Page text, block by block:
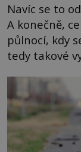
Navíc se to
A konečně,
půlnocí, kdy
tedy takové